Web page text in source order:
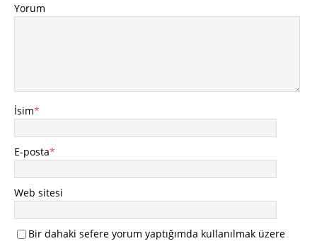
Yorum
İsim*
E-posta*
Web sitesi
Bir dahaki sefere yorum yaptığımda kullanılmak üzere